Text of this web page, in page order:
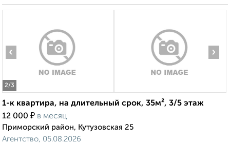
2/3
‹ ›
1-к квартира, на длительный срок, 35м², 3/5 этаж
12 000 ₽ в месяц
Приморский район, Кутузовская 25
Агентство, 05.08.2026